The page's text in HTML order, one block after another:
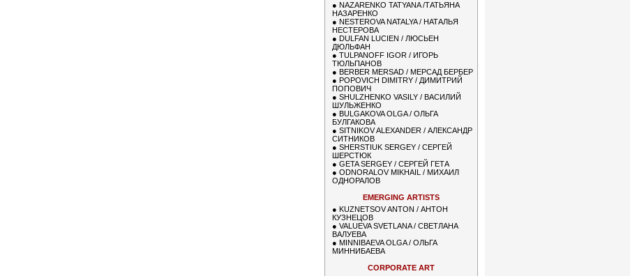
● NAZARENKO TATYANA /ТАТЬЯНА
НАЗАРЕНКО
● NESTEROVA NATALYA / НАТАЛЬЯ
НЕСТЕРОВА
● DULFAN LUCIEN / ЛЮСЬЕН
ДЮЛЬФАН
● TULPANOFF IGOR / ИГОРЬ
ТЮЛЬПАНОВ
● BERBER MERSAD / МЕРСАД БЕРБЕР
● POPOVICH DIMITRY / ДИМИТРИЙ
ПОПОВИЧ
● SHULZHENKO VASILY / ВАСИЛИЙ
ШУЛЬЖЕНКО
● BULGAKOVA OLGA / ОЛЬГА
БУЛГАКОВА
● SITNIKOV ALEXANDER / АЛЕКСАНДР
СИТНИКОВ
● SHERSTIUK SERGEY / СЕРГЕЙ
ШЕРСТЮК
● GETA SERGEY / СЕРГЕЙ ГЕТА
● ODNORALOV MIKHAIL / МИХАИЛ
ОДНОРАЛОВ
EMERGING ARTISTS
● KUZNETSOV ANTON / АНТОН
КУЗНЕЦОВ
● VALUEVA SVETLANA / СВЕТЛАНА
ВАЛУЕВА
● MINNIBAEVA OLGA / ОЛЬГА
МИННИБАЕВА
CORPORATE ART